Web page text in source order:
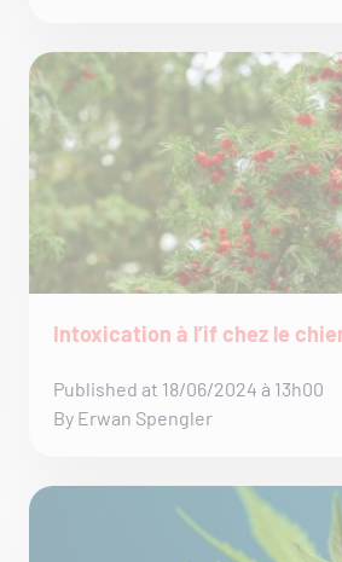
Intoxication à l’if chez le
Published at 18/06/2024 à 13h00
By Erwan Spengler